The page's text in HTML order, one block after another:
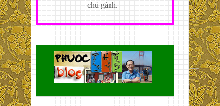
chủ gánh.